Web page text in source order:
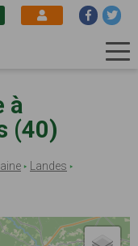
à
(40)
Landes